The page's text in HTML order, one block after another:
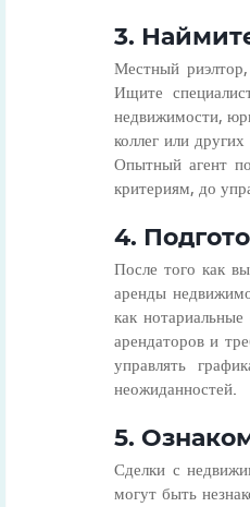
3.
Местный
Ищите
недвижимости,
коллег или
Опытный агент
критериям, до
4.
После того как
аренды
как
арендаторов и
управлять
неожиданностей.
5.
Сделки с
могут быть